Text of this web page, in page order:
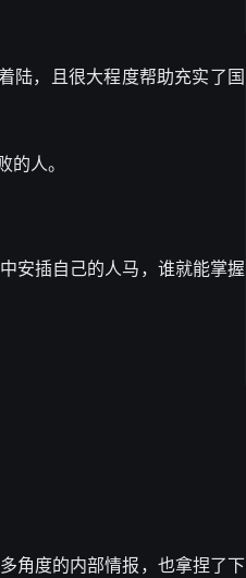
陆，且很大程度帮助充实了国
人。
中安插自己的人马，谁就能掌握
角度的内部情报，也拿捏了下